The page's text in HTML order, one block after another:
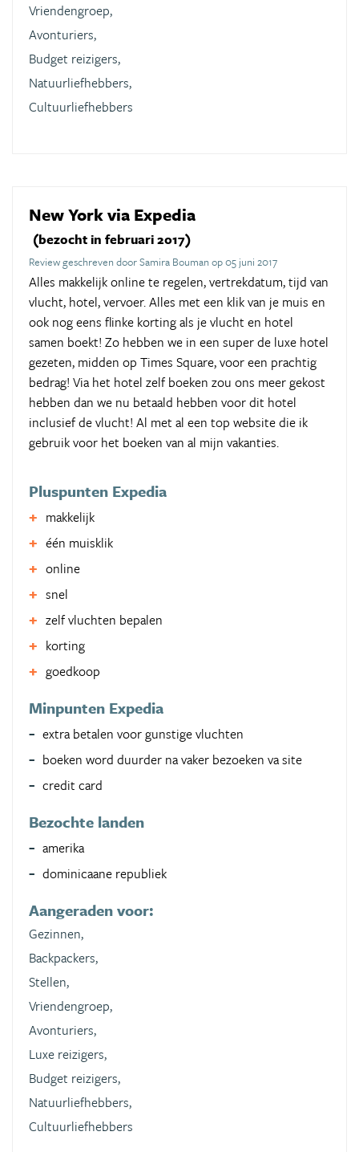
Vriendengroep,
Avonturiers,
Budget reizigers,
Natuurliefhebbers,
Cultuurliefhebbers
New York via Expedia
(bezocht in februari 2017)
Review geschreven door Samira Bouman op 05 juni 2017
Alles makkelijk online te regelen, vertrekdatum, tijd van
vlucht, hotel, vervoer. Alles met een klik van je muis en
ook nog eens flinke korting als je vlucht en hotel
samen boekt! Zo hebben we in een super de luxe hotel
gezeten, midden op Times Square, voor een prachtig
bedrag! Via het hotel zelf boeken zou ons meer gekost
hebben dan we nu betaald hebben voor dit hotel
inclusief de vlucht! Al met al een top website die ik
gebruik voor het boeken van al mijn vakanties.
Pluspunten Expedia
makkelijk
één muisklik
online
snel
zelf vluchten bepalen
korting
goedkoop
Minpunten Expedia
extra betalen voor gunstige vluchten
boeken word duurder na vaker bezoeken va site
credit card
Bezochte landen
amerika
dominicaane republiek
Aangeraden voor:
Gezinnen,
Backpackers,
Stellen,
Vriendengroep,
Avonturiers,
Luxe reizigers,
Budget reizigers,
Natuurliefhebbers,
Cultuurliefhebbers